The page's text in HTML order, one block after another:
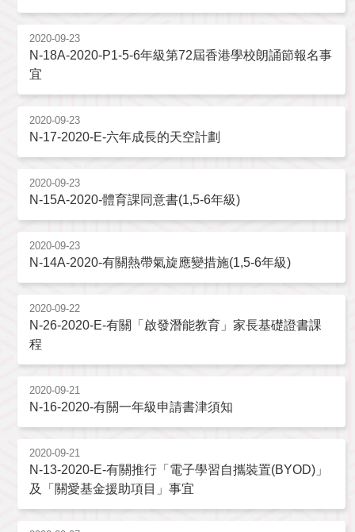
2020-09-23
N-18A-2020-P1-5-6年級第72屆香港學校朗誦節報名事
宜
2020-09-23
N-17-2020-E-六年成長的天空計劃
2020-09-23
N-15A-2020-體育課同意書(1,5-6年級)
2020-09-23
N-14A-2020-有關熱帶氣旋應變措施(1,5-6年級)
2020-09-22
N-26-2020-E-有關「啟發潛能教育」家長基礎證書課
程
2020-09-21
N-16-2020-有關一年級申請書津須知
2020-09-21
N-13-2020-E-有關推行「電子學習自攜裝置(BYOD)」
及「關愛基金援助項目」事宜